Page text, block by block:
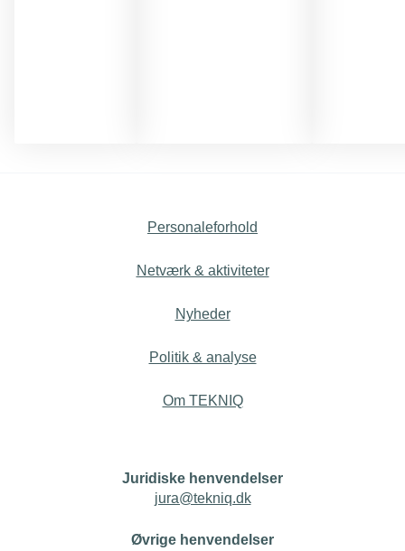
Personaleforhold
Netværk & aktiviteter
Nyheder
Politik & analyse
Om TEKNIQ
Juridiske henvendelser
jura@tekniq.dk
Øvrige henvendelser